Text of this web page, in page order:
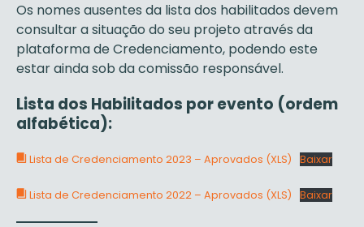
Os nomes ausentes da lista dos habilitados devem
consultar a situação do seu projeto através da
plataforma de Credenciamento, podendo este
estar ainda sob da comissão responsável.
Lista dos Habilitados por evento (ordem
alfabética):
Lista de Credenciamento 2023 – Aprovados (XLS) Baixar
Lista de Credenciamento 2022 – Aprovados (XLS) Baixar